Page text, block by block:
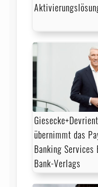
übernimmt das
Banking Services
Bank-Verlags